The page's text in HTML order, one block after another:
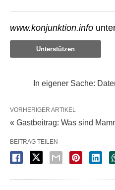
www.konjunktion.info
Unterstützen
In eigener Sache:
VORHERIGER ARTIKEL
« Gastbeitrag: Was sind
BEITRAG TEILEN